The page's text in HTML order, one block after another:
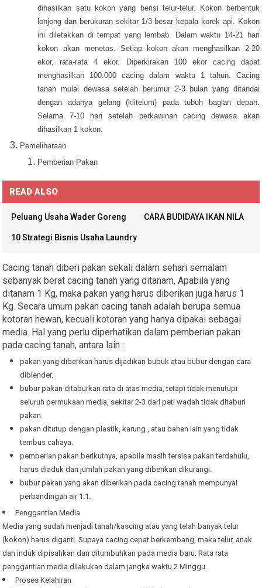
dihasilkan satu kokon yang berisi telur-telur. Kokon berbentuk
lonjong dan berukuran sekitar 1/3 besar kepala korek api. Kokon
ini diletakkan di tempat yang lembab. Dalam waktu 14-21 hari
kokon akan menetas. Setiap kokon akan menghasilkan 2-20
ekor, rata-rata 4 ekor. Diperkirakan 100 ekor cacing dapat
menghasilkan 100.000 cacing dalam waktu 1 tahun. Cacing
tanah mulai dewasa setelah berumur 2-3 bulan yang ditandai
dengan adanya gelang (klitelum) pada tubuh bagian depan.
Selama 7-10 hari setelah perkawinan cacing dewasa akan
dihasilkan 1 kokon.
Pemeliharaan
Pemberian Pakan
READ ALSO
Peluang Usaha Wader Goreng CARA BUDIDAYA IKAN NILA
10 Strategi Bisnis Usaha Laundry
Cacing tanah diberi pakan sekali dalam sehari semalam
sebanyak berat cacing tanah yang ditanam. Apabila yang
ditanam 1 Kg, maka pakan yang harus diberikan juga harus 1
Kg. Secara umum pakan cacing tanah adalah berupa semua
kotoran hewan, kecuali kotoran yang hanya dipakai sebagai
media. Hal yang perlu diperhatikan dalam pemberian pakan
pada cacing tanah, antara lain :
pakan yang diberikan harus dijadikan bubuk atau bubur dengan cara
diblender.
bubur pakan ditaburkan rata di atas media, tetapi tidak menutupi
seluruh permukaan media, sekitar 2-3 dari peti wadah tidak ditaburi
pakan.
pakan ditutup dengan plastik, karung , atau bahan lain yang tidak
tembus cahaya.
pemberian pakan berikutnya, apabila masih tersisa pakan terdahulu,
harus diaduk dan jumlah pakan yang diberikan dikurangi.
bubur pakan yang akan diberikan pada cacing tanah mempunyai
perbandingan air 1:1.
Penggantian Media
Media yang sudah menjadi tanah/kascing atau yang telah banyak telur
(kokon) harus diganti. Supaya cacing cepat berkembang, maka telur, anak
dan induk dipisahkan dan ditumbuhkan pada media baru. Rata rata
penggantian media dilakukan dalam jangka waktu 2 Minggu.
Proses Kelahiran